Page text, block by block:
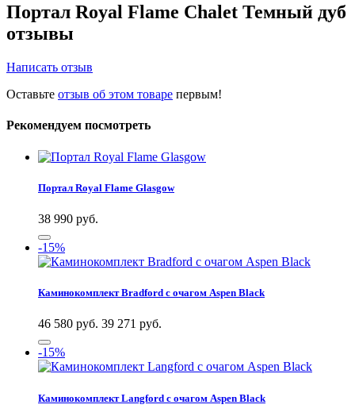
Портал Royal Flame Chalet Темный дуб
отзывы
Написать отзыв
Оставьте отзыв об этом товаре первым!
Рекомендуем посмотреть
Портал Royal Flame Glasgow
38 990 руб.
-15%
Каминокомплект Bradford с очагом Aspen Black
46 580 руб. 39 271 руб.
-15%
Каминокомплект Langford с очагом Aspen Black